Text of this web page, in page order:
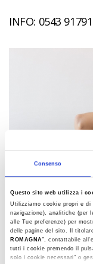
Consenso
Questo sito web utilizza i
Utilizziamo cookie propri e
navigazione), analitiche (per
alle Tue preferenze) per
delle pagine del sito. Il
ROMAGNA”, contattabile
tutti i cookie premendo il
solo i cookie necessari" o
INFO: 0543